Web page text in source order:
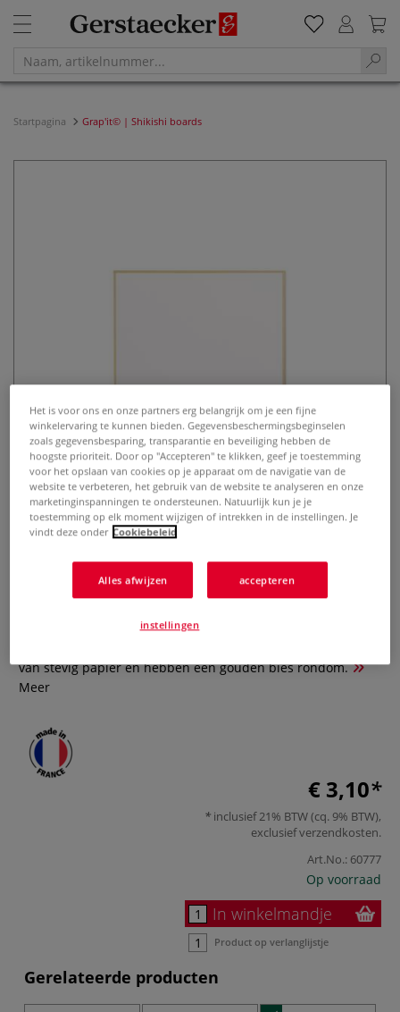
Startpagina Grap'it© | Shikishi boards
Grap'it© | Shikishi boards
0 Beoordeling
Shikishi boards worden in Japan traditioneel vaak gebruikt
van stevig papier en hebben een gouden bies rondom.
Meer
€ 3,10
inclusief 21% BTW (cq. 9% BTW),
exclusiefverzendkosten.
Art.No.: 60777
Op voorraad
In winkelmandje
Product op verlanglijstje
Gerelateerde producten
Het is voor ons en onze partners erg belangrijk om je een fijne
winkelervaring te kunnen bieden. Gegevensbeschermingsbeginselen
zoals gegevensbesparing, transparantie en beveiliging hebben de
hoogste prioriteit. Door op "Accepteren" te klikken, geef je toestemming
voor het opslaan van cookies op je apparaat om de navigatie van de
website te verbeteren, het gebruik van de website te analyseren en onze
marketinginspanningen te ondersteunen. Natuurlijk kun je je
toestemming op elk moment wijzigen of intrekken in de instellingen. Je
vindt deze onder Cookiebeleid
Alles afwijzen accepteren
instellingen